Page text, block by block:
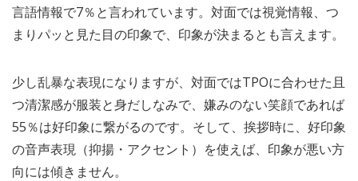
言語情報で7％と言われています。対面では視覚情報、つ
まりパッと見た目の印象で、印象が決まるとも言えます。
少し乱暴な表現になりますが、対面ではTPOに合わせた且
つ清潔感が服装と身だしなみで、嫌みのない笑顔であれば
55％は好印象に繋がるのです。そして、挨拶時に、好印象
の音声表現（抑揚・アクセント）を使えば、印象が悪い方
向には傾きません。